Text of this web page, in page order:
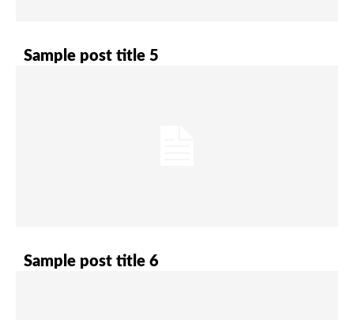
Sample post title 5
Sample post title 6